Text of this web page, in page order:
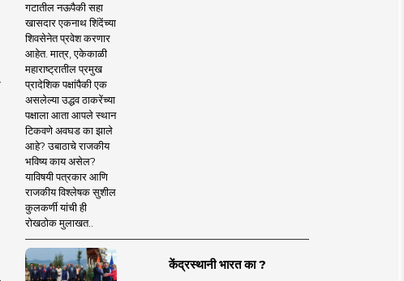
गटातील नऊपैकी सहा
खासदार एकनाथ शिंदेंच्या
शिवसेनेत प्रवेश करणार
आहेत. मात्र, एकेकाळी
महाराष्ट्रातील प्रमुख
प्रादेशिक पक्षांपैकी एक
असलेल्या उद्धव ठाकरेंच्या
पक्षाला आता आपले स्थान
टिकवणे अवघड का झाले
आहे? उबाठाचे राजकीय
भविष्य काय असेल?
याविषयी पत्रकार आणि
राजकीय विश्लेषक सुशील
कुलकर्णी यांची ही
रोखठोक मुलाखत..
केंद्रस्थानी भारत का ?